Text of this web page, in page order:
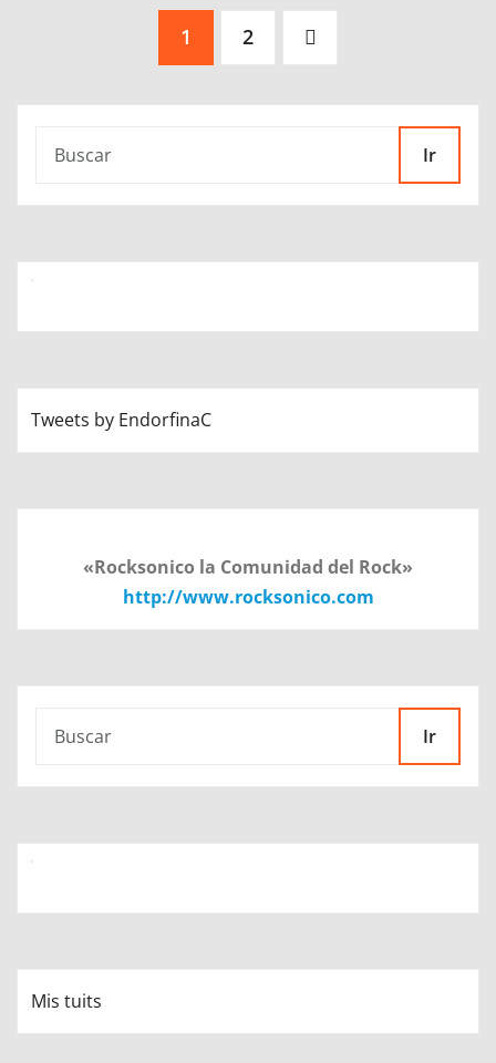
1 2
Ir
Tweets by EndorfinaC
«Rocksonico la Comunidad del Rock»
http://www.rocksonico.com
Ir
Mis tuits